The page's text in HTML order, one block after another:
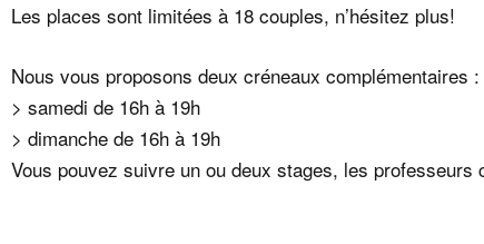
Les places sont limitées à 18 couples, n’hésitez plus!
Nous vous proposons deux créneaux
> samedi de 16h à 19h
> dimanche de 16h à 19h
Vous pouvez suivre un ou deux stages, les professeurs